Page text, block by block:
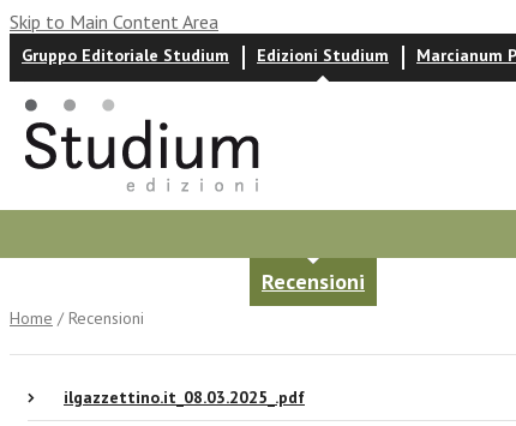
Skip to Main Content Area
Gruppo Editoriale Studium Edizioni Studium Marcianum
Recensioni
Home / Recensioni
ilgazzettino.it_08.03.2025_.pdf